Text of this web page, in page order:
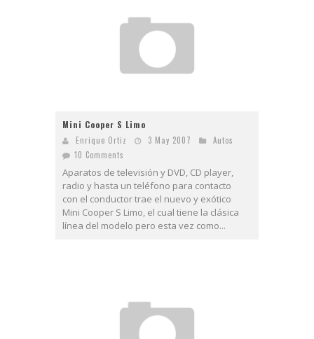
Mini Cooper S Limo
Enrique Ortiz 3 May 2007
Autos
10 Comments
Aparatos de televisión y DVD, CD player,
radio y hasta un teléfono para contacto
con el conductor trae el nuevo y exótico
Mini Cooper S Limo, el cual tiene la clásica
línea del modelo pero esta vez como...